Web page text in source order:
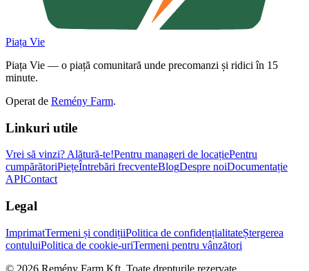
Piața Vie
Piața Vie — o piață comunitară unde precomanzi și ridici în 15
minute.
Operat de Remény Farm.
Linkuri utile
Vrei să vinzi? Alătură-te!Pentru manageri de locațiePentru
cumpărătoriPiețeÎntrebări frecventeBlogDespre noiDocumentație
APIContact
Legal
ImprimatTermeni și condițiiPolitica de confidențialitateȘtergerea
contuluiPolitica de cookie-uriTermeni pentru vânzători
© 2026 Remény Farm Kft. Toate drepturile rezervate.